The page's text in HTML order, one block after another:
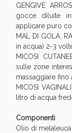
GENGIVE
gocce diluite
applicare puro
MAL DI GOLA,
in acqua) 2-3
MICOSI
sulle zone
massaggiare
MICOSI
litro di acqua
Componenti
Olio di melaleuca